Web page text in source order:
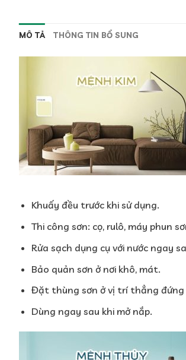
MÔ TẢ THÔNG TIN BỔ SUNG
Khuấy đều trước khi sử dụng.
Thi công sơn: cọ, rulô, máy phun
Rửa sạch dụng cụ với nước ngay
Bảo quản sơn ở nơi khô, mát.
Đặt thùng sơn ở vị trí thẳng
Dùng ngay sau khi mở nắp.